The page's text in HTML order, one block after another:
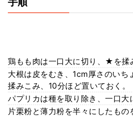
鶏もも肉は一口大に切り、★を揉
大根は皮をむき、1cm厚さのい
揉みこみ、10分ほど置いておく。
パプリカは種を取り除き、一口大
片栗粉と薄力粉を半々にしたもの